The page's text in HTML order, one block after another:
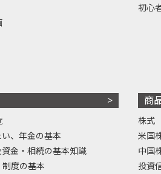
初心
、年金の基本
金・相続の基本知識
度の基本
商
株式
米国
中国
投資